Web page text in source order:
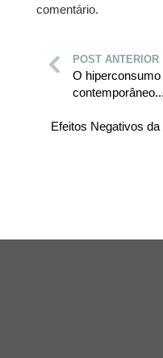
comentário.
POST ANTERIOR
O
contemporâneo...
Efeitos Negativos da